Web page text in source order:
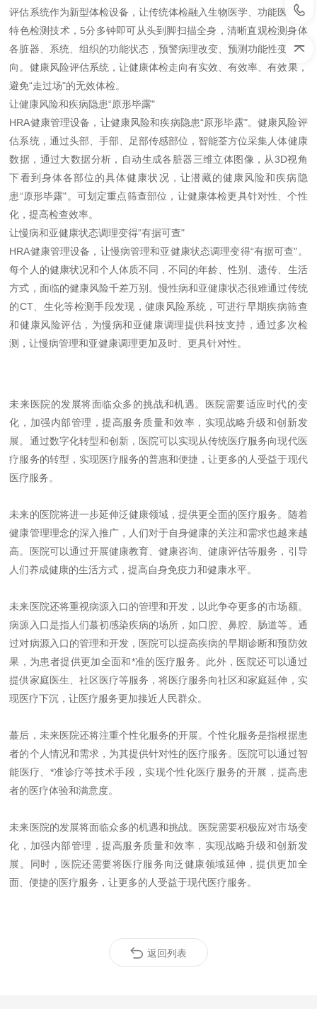
评估系统作为新型体检设备，让传统体检融入生物医学、功能医学的
特色检测技术，5分多钟即可从头到脚扫描全身，清晰直观检测身体
各脏器、系统、组织的功能状态，预警病理改变、预测功能性变化倾
向。健康风险评估系统，让健康体检走向有实效、有效率、有效果，
避免“走过场"的无效体检。
让健康风险和疾病隐患“原形毕露"
HRA健康管理设备 ，让健康风险和疾病隐患“原形毕露"。健康风险评
估系统，通过头部、手部、足部传感部位，智能荃方位采集人体健康
数据，通过大数据分析，自动生成各脏器三维立体图像，从3D视角
下看到身体各部位的具体健康状况，让潜藏的健康风险和疾病隐
患“原形毕露"。可划定重点筛查部位，让健康体检更具针对性、个性
化，提高检查效率。
让慢病和亚健康状态调理变得“有据可查"
HRA健康管理设备 ，让慢病管理和亚健康状态调理变得“有据可查"。
每个人的健康状况和个人体质不同，不同的年龄、性别、遗传、生活
方式，面临的健康风险千差万别。慢性病和亚健康状态很难通过传统
的CT、生化等检测手段发现，健康风险系统，可进行早期疾病筛查
和健康风险评估，为慢病和亚健康调理提供科技支持，通过多次检
测，让慢病管理和亚健康调理更加及时、更具针对性。
未来医院的发展将面临众多的挑战和机遇。医院需要适应时代的变
化，加强内部管理，提高服务质量和效率，实现战略升级和创新发
展。通过数字化转型和创新，医院可以实现从传统医疗服务向现代医
疗服务的转型，实现医疗服务的普惠和便捷，让更多的人受益于现代
医疗服务。
未来的医院将进一步延伸泛健康领域，提供更全面的医疗服务。随着
健康管理理念的深入推广，人们对于自身健康的关注和需求也越来越
高。医院可以通过开展健康教育、健康咨询、健康评估等服务，引导
人们养成健康的生活方式，提高自身免疫力和健康水平。
未来医院还将重视病源入口的管理和开发，以此争夺更多的市场额。
病源入口是指人们蕞初感染疾病的场所，如口腔、鼻腔、肠道等。通
过对病源入口的管理和开发，医院可以提高疾病的早期诊断和预防效
果，为患者提供更加全面和*准的医疗服务。此外，医院还可以通过
提供家庭医生、社区医疗等服务，将医疗服务向社区和家庭延伸，实
现医疗下沉，让医疗服务更加接近人民群众。
蕞后，未来医院还将注重个性化服务的开展。个性化服务是指根据患
者的个人情况和需求，为其提供针对性的医疗服务。医院可以通过智
能医疗、*准诊疗等技术手段，实现个性化医疗服务的开展，提高患
者的医疗体验和满意度。
未来医院的发展将面临众多的机遇和挑战。医院需要积极应对市场变
化，加强内部管理，提高服务质量和效率，实现战略升级和创新发
展。同时，医院还需要将医疗服务向泛健康领域延伸，提供更加全
面、便捷的医疗服务，让更多的人受益于现代医疗服务。
返回列表